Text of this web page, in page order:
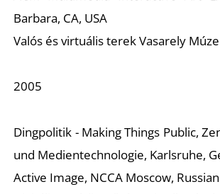
Barbara, CA, USA
Valós és virtuális terek Vasarely
2005
Dingpolitik - Making Things Public,
und Medientechnologie, Karlsruhe,
Active Image, NCCA Moscow,